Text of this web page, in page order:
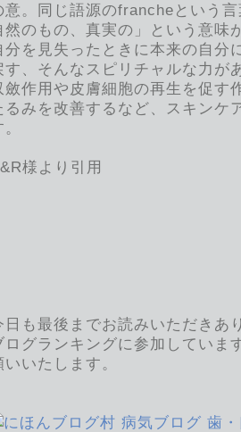
意。同じ語源のfrancheという
然のもの、真実の」という意味
分を見失ったときに本来の自分
す、そんなスピリチャルな力が
斂作用や皮膚細胞の再生を促す
るみを改善するなど、スキンケ
様より引用
日も最後までお読みいただきあ
ログランキングに参加していま
いいたします。